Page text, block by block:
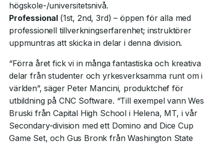
högskole-/universitetsnivå.
Professional (1st, 2nd, 3rd) – öppen för alla med
professionell tillverkningserfarenhet; instruktörer
uppmuntras att skicka in delar i denna division.
“Förra året fick vi in många fantastiska och kreativa
delar från studenter och yrkesverksamma runt om i
världen”, säger Peter Mancini, produktchef för
utbildning på CNC Software. “Till exempel vann Wes
Bruski från Capital High School i Helena, MT, i vår
Secondary-division med ett Domino and Dice Cup
Game Set, och Gus Bronk från Washington State